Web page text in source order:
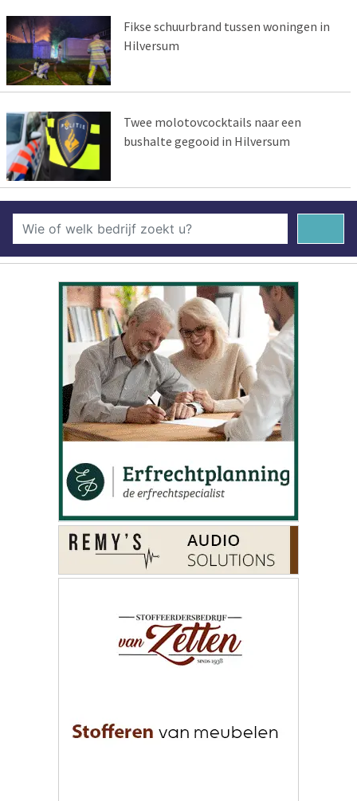
Fikse schuurbrand tussen woningen in
Hilversum
Twee molotovcocktails naar een
bushalte gegooid in Hilversum